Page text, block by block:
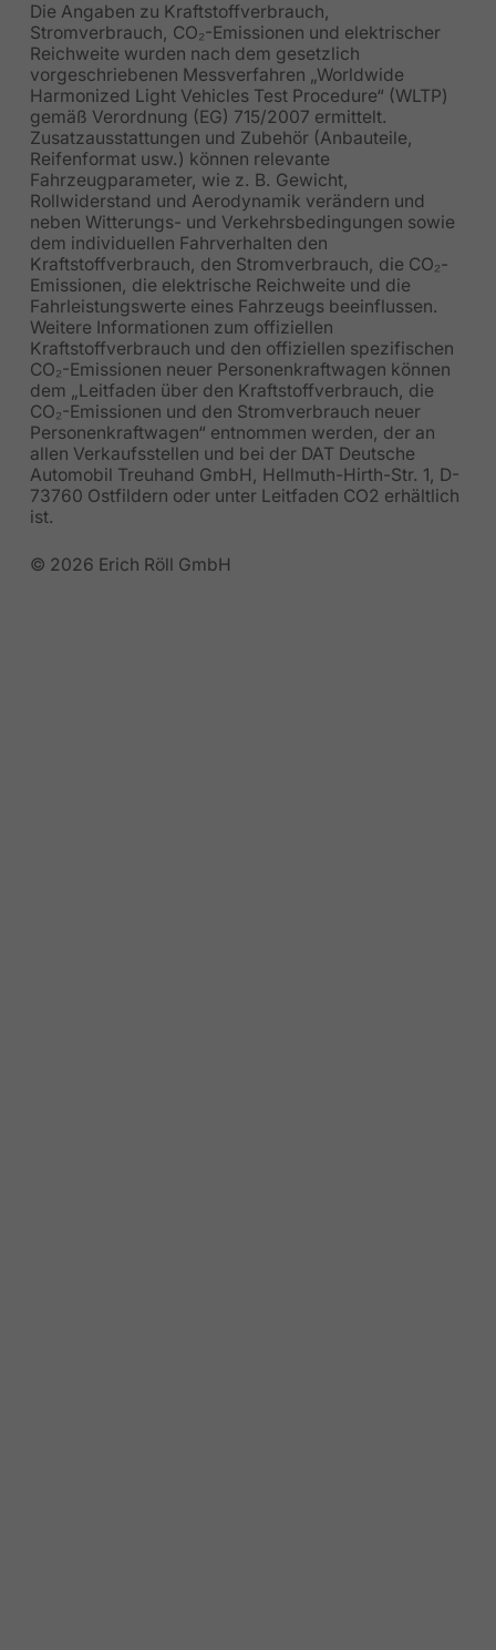
Die Angaben zu Kraftstoffverbrauch,
Stromverbrauch, CO₂-Emissionen und elektrischer
Reichweite wurden nach dem gesetzlich
vorgeschriebenen Messverfahren „Worldwide
Harmonized Light Vehicles Test Procedure“ (WLTP)
gemäß Verordnung (EG) 715/2007 ermittelt.
Zusatzausstattungen und Zubehör (Anbauteile,
Reifenformat usw.) können relevante
Fahrzeugparameter, wie z. B. Gewicht,
Rollwiderstand und Aerodynamik verändern und
neben Witterungs- und Verkehrsbedingungen sowie
dem individuellen Fahrverhalten den
Kraftstoffverbrauch, den Stromverbrauch, die CO₂-
Emissionen, die elektrische Reichweite und die
Fahrleistungswerte eines Fahrzeugs beeinflussen.
Weitere Informationen zum offiziellen
Kraftstoffverbrauch und den offiziellen spezifischen
CO₂-Emissionen neuer Personenkraftwagen können
dem „Leitfaden über den Kraftstoffverbrauch, die
CO₂-Emissionen und den Stromverbrauch neuer
Personenkraftwagen“ entnommen werden, der an
allen Verkaufsstellen und bei der DAT Deutsche
Automobil Treuhand GmbH, Hellmuth-Hirth-Str. 1, D-
73760 Ostfildern oder unter Leitfaden CO2 erhältlich
ist.
© 2026 Erich Röll GmbH